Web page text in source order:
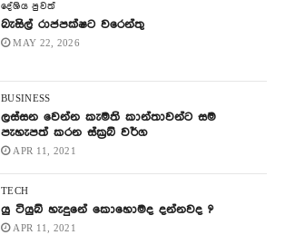
දේශිය පුවත්
බැසිල් රාජපක්ෂට වරෙන්තු
MAY 22, 2026
BUSINESS
ලස්සන වෙන්න කැමති කාන්තාවන්ට සම
පැහැපත් කරන ස්ක්‍රබ් වර්ග
APR 11, 2021
TECH
යු ටියුබ් හැදුනේ කොහොමද දන්නවද ?
APR 11, 2021